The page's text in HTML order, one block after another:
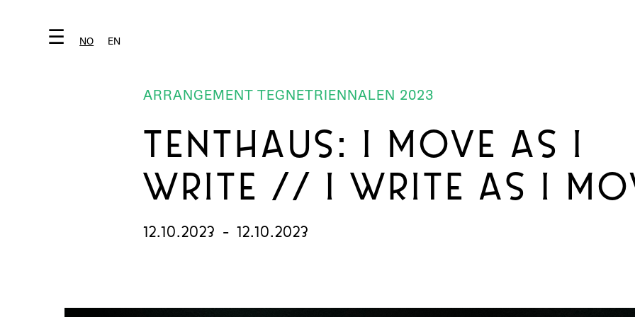
☰ NO EN
ARRANGEMENT TEGNETRIENNALEN 2023
TENTHAUS: I MOVE AS I
WRITE // I WRITE AS I
12.10.2023 - 12.10.2023